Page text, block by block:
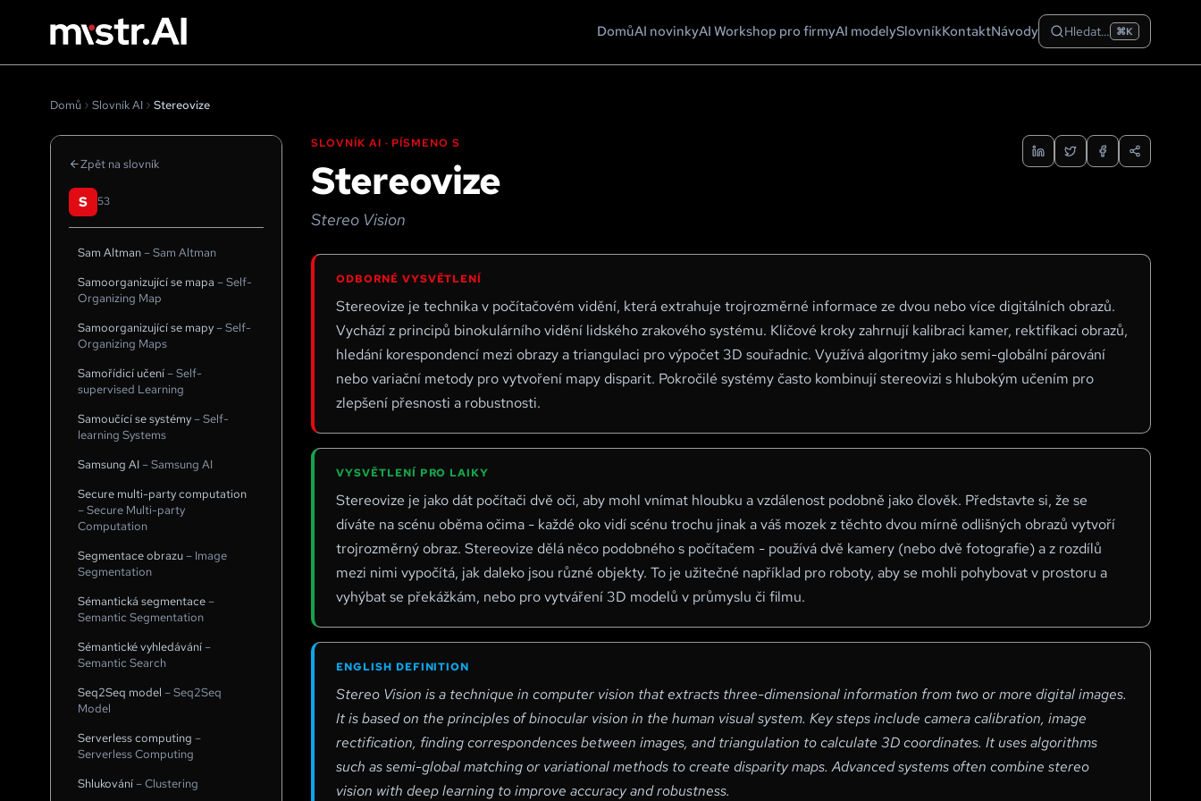
DomůAI novinkyAI Workshop pro firmyAI modelySlovníkKontaktNávody Hledat… ⌘K
Domů Slovník AI Stereovize
Zpět na slovník
S 53
Sam Altman–Sam Altman
Samoorganizující se mapa –Self-
Organizing Map
Samoorganizující se mapy–Self-
Organizing Maps
Samořídicí učení–Self-
supervised Learning
Samoučící se systémy–Self-
learning Systems
Samsung AI–Samsung AI
Secure multi-party computation
–Secure Multi-party
Computation
Segmentace obrazu– Image
Segmentation
Sémantická segmentace–
Semantic Segmentation
Sémantické vyhledávání–
Semantic Search
Seq2Seq model –Seq2Seq
Model
Serverless computing –
Serverless Computing
Shlukování–Clustering
SLOVNÍK AI · PÍSMENOS
Stereovize
Stereo Vision
ODBORNÉ VYSVĚTLENÍ
Stereovize je technika v počítačovém vidění, která extrahuje trojrozměrné informace ze dvou nebo více digitálních obrazů.
Vychází z principů binokulárního vidění lidského zrakového systému. Klíčové kroky zahrnují kalibraci kamer, rektifikaci obrazů,
hledání korespondencí mezi obrazy a triangulaci pro výpočet 3D souřadnic. Využívá algoritmy jako semi-globální párování
nebo variační metody pro vytvoření mapy disparit. Pokročilé systémy často kombinují stereovizi s hlubokým učením pro
zlepšení přesnosti a robustnosti.
VYSVĚTLENÍ PRO LAIKY
Stereovize je jako dát počítači dvě oči, aby mohl vnímat hloubku a vzdálenost podobně jako člověk. Představte si, že se
díváte na scénu oběma očima - každé oko vidí scénu trochu jinak a váš mozek z těchto dvou mírně odlišných obrazů vytvoří
trojrozměrný obraz. Stereovize dělá něco podobného s počítačem - používá dvě kamery (nebo dvě fotografie) a z rozdílů
mezi nimi vypočítá, jak daleko jsou různé objekty. To je užitečné například pro roboty, aby se mohli pohybovat v prostoru a
vyhýbat se překážkám, nebo pro vytváření 3D modelů v průmyslu či filmu.
ENGLISH DEFINITION
Stereo Vision is a technique in computer vision that extracts three-dimensional information from two or more digital images.
It is based on the principles of binocular vision in the human visual system. Key steps include camera calibration, image
rectification, finding correspondences between images, and triangulation to calculate 3D coordinates. It uses algorithms
such as semi-global matching or variational methods to create disparity maps. Advanced systems often combine stereo
vision with deep learning to improve accuracy and robustness.